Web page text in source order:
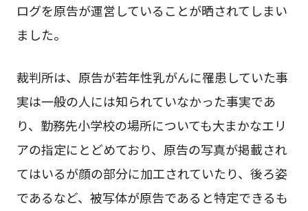
ログを原告が運営していることが晒されてしまい
ました。
裁判所は、原告が若年性乳がんに罹患していた事
実は一般の人には知られていなかった事実であ
り、勤務先小学校の場所についても大まかなエリ
アの指定にとどめており、原告の写真が掲載され
てはいるが顔の部分に加工されていたり、後ろ姿
であるなど、被写体が原告であると特定できるも